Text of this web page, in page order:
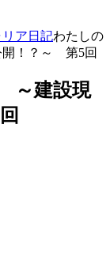
リア日記わたしの
開！？～ 第5回
～建設現